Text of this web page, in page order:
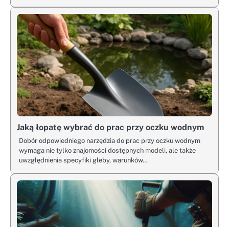
Jaką łopatę wybrać do prac przy oczku wodnym
Dobór odpowiedniego narzędzia do prac przy oczku wodnym
wymaga nie tylko znajomości dostępnych modeli, ale także
uwzględnienia specyfiki gleby, warunków…